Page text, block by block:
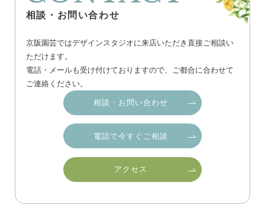
相談・お問い合わせ
京阪園芸ではデザインスタジオに来店いただき直接ご相談い
ただけます。
電話・メールも受け付けておりますので、ご都合に合わせて
ご連絡ください。
相談・お問い合わせ
電話で今すぐご相談
アクセス